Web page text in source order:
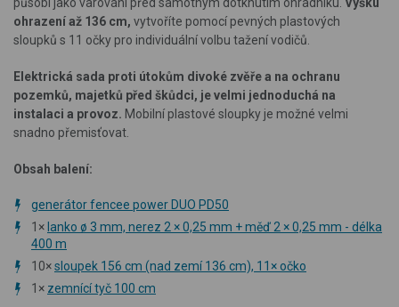
ohrazení až 136 cm, vytvoříte pomocí pevných plastových
sloupků s 11 očky pro individuální volbu tažení vodičů.
Elektrická sada proti útokům divoké zvěře a na ochranu
pozemků, majetků před škůdci, je velmi jednoduchá na
instalaci a provoz. Mobilní plastové sloupky je možné velmi
snadno přemisťovat.
Obsah balení:
generátor fencee power DUO PD50
1× lanko ø 3 mm, nerez 2 × 0,25 mm + měď 2 × 0,25 mm - délka
400 m
10×sloupek 156 cm (nad zemí 136 cm), 11× očko
1× zemnící tyč 100 cm